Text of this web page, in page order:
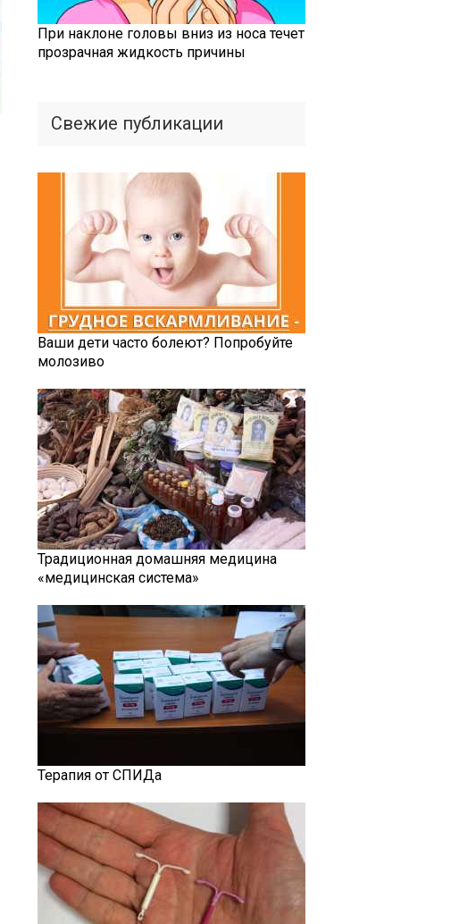
При наклоне головы вниз из носа течет
прозрачная жидкость причины
Свежие публикации
Ваши дети часто болеют? Попробуйте
молозиво
Традиционная домашняя медицина
«медицинская система»
Терапия от СПИДа